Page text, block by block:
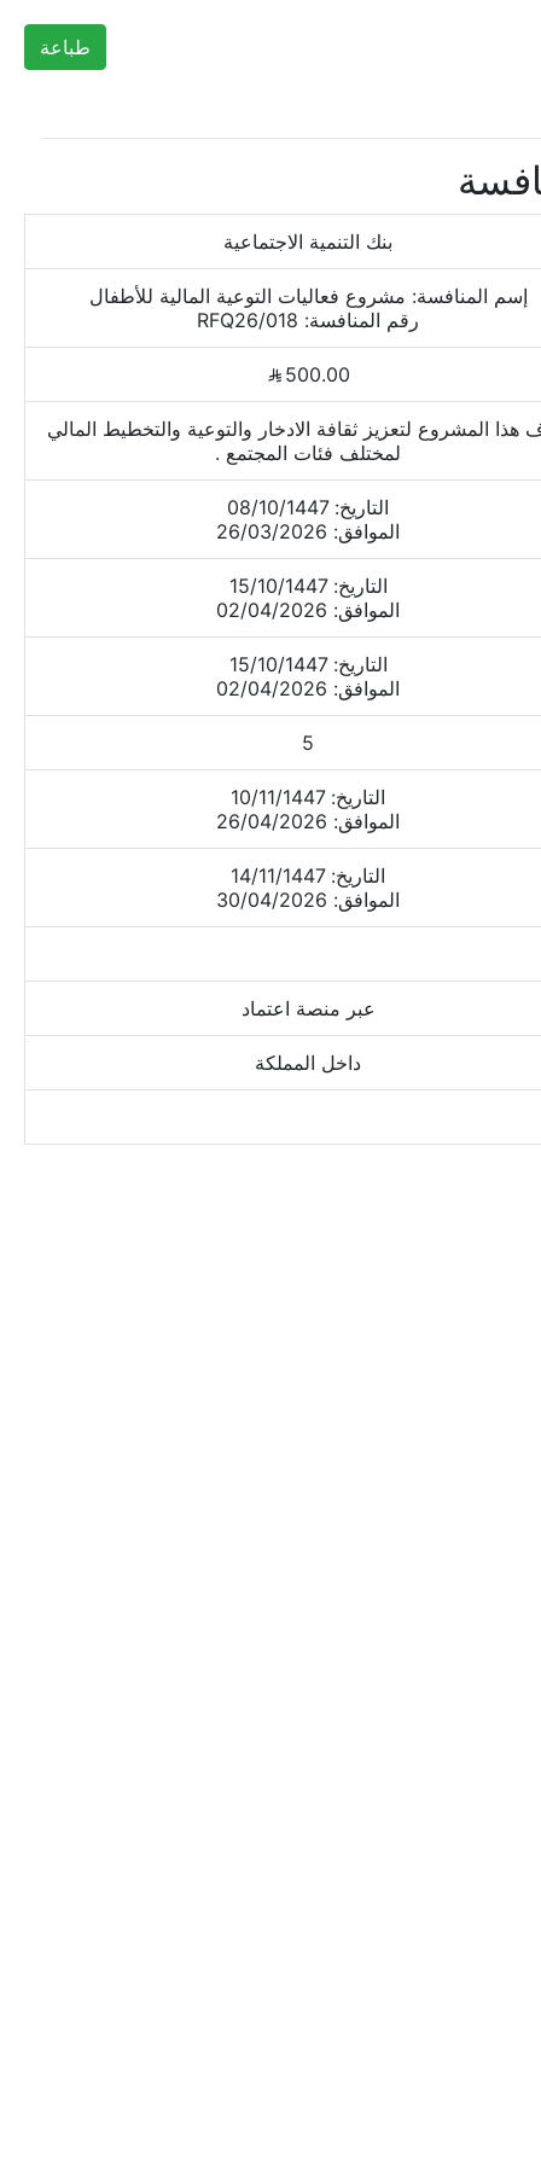
طباعة
بنك التنمية الاجتماعية
إسم المنافسة: مشروع فعاليات التوعية المالية للأطفال
رقم المنافسة: RFQ26/018
500.00
هذا المشروع لتعزيز ثقافة الادخار والتوعية والتخطيط المالي
لمختلف فئات المجتمع .
التاريخ: 08/10/1447
الموافق: 26/03/2026
التاريخ: 15/10/1447
الموافق: 02/04/2026
التاريخ: 15/10/1447
الموافق: 02/04/2026
5
التاريخ: 10/11/1447
الموافق: 26/04/2026
التاريخ: 14/11/1447
الموافق: 30/04/2026
عبر منصة اعتماد
داخل المملكة